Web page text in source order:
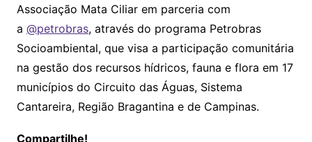
Associação Mata Ciliar em parceria com
a @petrobras, através do programa Petrobras
Socioambiental, que visa a participação comunitária
na gestão dos recursos hídricos, fauna e flora em 17
municípios do Circuito das Águas, Sistema
Cantareira, Região Bragantina e de Campinas.
Compartilhe!